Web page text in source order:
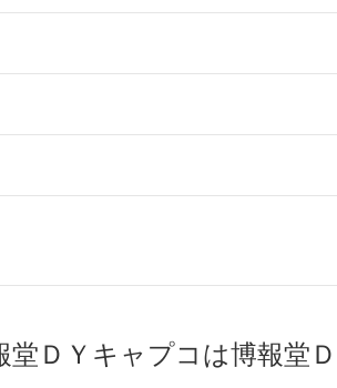
堂ＤＹキャプコは博報堂